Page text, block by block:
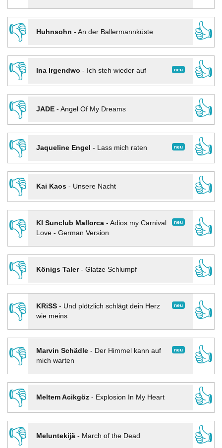
👎
Huhnsohn - An der Ballermannküste
👍
👎
neu
Ina Irgendwo - Ich steh wieder auf
👍
👎
JADE- Angel Of My Dreams
👍
👎
neu
Jaqueline Engel - Lass mich raten
👍
👎
Kai Kaos- Unsere Nacht
👍
👎
neu
KI Sunclub Mallorca- Adios my Carnival
Love - German Version
👍
👎
Königs Taler- Glatze Schlumpf
👍
👎
neu
KRiSS- Und plötzlich schlägt dein Herz
wie meins
👍
👎 neu
Marvin Schädle- Der Himmel kann auf
mich warten
👍
👎
Meltem Acikgöz- Explosion In My Heart
👍
👎
Meluntekijä- March of the Dead
👍